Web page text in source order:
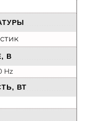
В
Hz
ВТ